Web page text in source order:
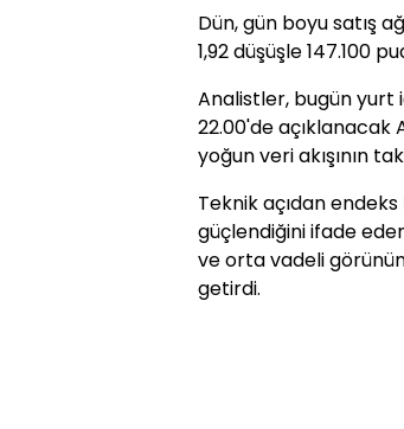
Dün, gün boyu satış
1,92 düşüşle 147.100
Analistler, bugün yurt
22.00'de açıklanacak
yoğun veri akışının
Teknik açıdan
güçlendiğini ifade
ve orta vadeli
getirdi.